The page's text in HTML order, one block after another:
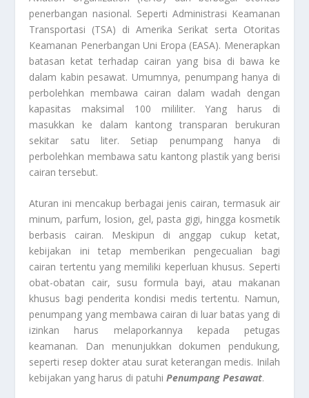
penerbangan nasional. Seperti Administrasi Keamanan
Transportasi (TSA) di Amerika Serikat serta Otoritas
Keamanan Penerbangan Uni Eropa (EASA). Menerapkan
batasan ketat terhadap cairan yang bisa di bawa ke
dalam kabin pesawat. Umumnya, penumpang hanya di
perbolehkan membawa cairan dalam wadah dengan
kapasitas maksimal 100 mililiter. Yang harus di
masukkan ke dalam kantong transparan berukuran
sekitar satu liter. Setiap penumpang hanya di
perbolehkan membawa satu kantong plastik yang berisi
cairan tersebut.
Aturan ini mencakup berbagai jenis cairan, termasuk air
minum, parfum, losion, gel, pasta gigi, hingga kosmetik
berbasis cairan. Meskipun di anggap cukup ketat,
kebijakan ini tetap memberikan pengecualian bagi
cairan tertentu yang memiliki keperluan khusus. Seperti
obat-obatan cair, susu formula bayi, atau makanan
khusus bagi penderita kondisi medis tertentu. Namun,
penumpang yang membawa cairan di luar batas yang di
izinkan harus melaporkannya kepada petugas
keamanan. Dan menunjukkan dokumen pendukung,
seperti resep dokter atau surat keterangan medis. Inilah
kebijakan yang harus di patuhiPenumpang Pesawat.